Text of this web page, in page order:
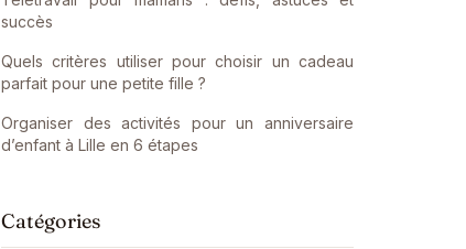
succès
Quels critères utiliser pour choisir un cadeau
parfait pour une petite fille ?
Organiser des activités pour un anniversaire
d’enfant à Lille en 6 étapes
Catégories